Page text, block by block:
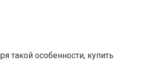
такой особенности, купить